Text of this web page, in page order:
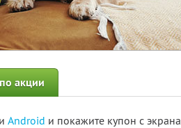
акции
Android и покажите купон с экрана